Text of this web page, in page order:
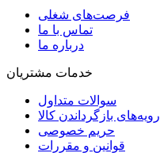
فرصت‌های شغلی
تماس با ما
درباره ما
خدمات مشتریان
سوالات متداول
رویه‌های بازگرداندن کالا
حریم خصوصی
قوانین و مقررات